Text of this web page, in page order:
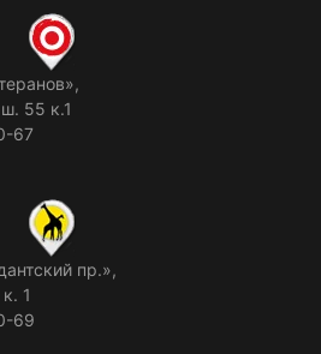
55 к.1
67
пр.»,
1
69